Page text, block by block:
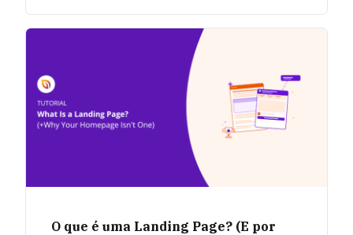
O que é uma Landing Page? (E por